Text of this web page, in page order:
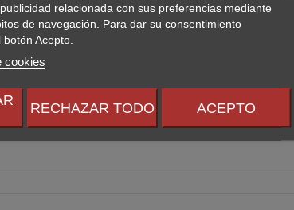
relacionada con sus preferencias mediante
de navegación. Para dar su consentimiento
Acepto.
cookies
RECHAZAR TODO ACEPTO